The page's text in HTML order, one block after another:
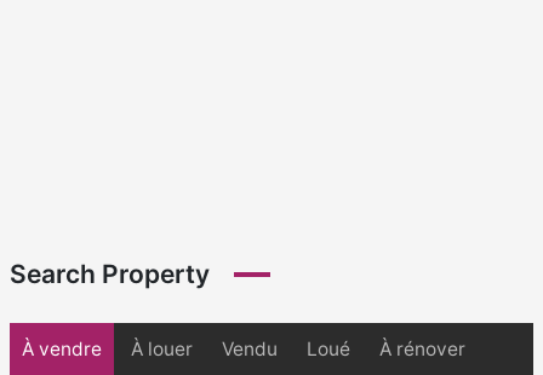
Search Property
À vendre À louer Vendu Loué À rénover